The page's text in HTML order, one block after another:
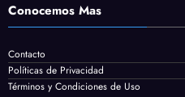
Conocemos Mas
Contacto
Políticas de Privacidad
Términos y Condiciones de Uso